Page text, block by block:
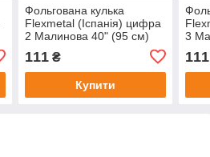
Фольгована кулька
Flexmetal (Іспанія) цифра
2 Малинова 40" (95 см)
111₴
Купити
3
111